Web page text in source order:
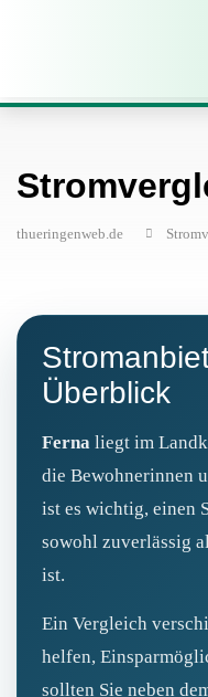
thueringenweb.de
Überblick
Ferna liegt im
die Bewohnerinnen
ist es wichtig, einen
sowohl zuverlässig
ist.
Ein Vergleich
helfen,
sollten Sie neben